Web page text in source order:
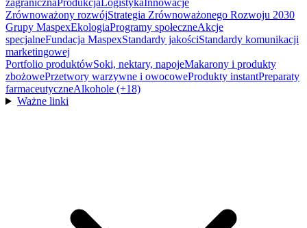
zagranicznaProdukcjaLogistykaInnowacje
Zrównoważony rozwójStrategia Zrównoważonego Rozwoju 2030
Grupy MaspexEkologiaProgramy społeczneAkcje
specjalneFundacja MaspexStandardy jakościStandardy komunikacji
marketingowej
Portfolio produktówSoki, nektary, napojeMakarony i produkty
zbożowePrzetwory warzywne i owocoweProdukty instantPreparaty
farmaceutyczneAlkohole (+18)
Ważne linki